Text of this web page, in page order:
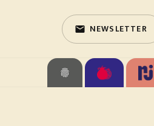
email NEWSLETTER
fingerprint